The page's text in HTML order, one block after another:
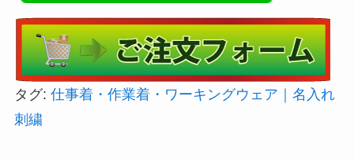
タグ: 仕事着・作業着・ワーキングウェア｜名入れ
刺繍